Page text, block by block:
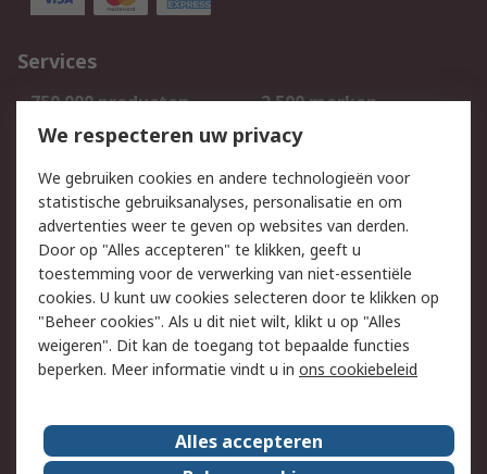
Services
750.000 producten
2.500 merken
Bestellen
Inkoopoplossingen
Track & Trace
Wettelijk
Cookiebeleid
Email veiligheid
Privacybeleid
Websitevoorwaarden
Algemene
verkoopvoorwaarden
Over RS
We respecteren uw privacy
We gebruiken cookies en andere technologieën voor
statistische gebruiksanalyses, personalisatie en om
advertenties weer te geven op websites van derden.
Door op "Alles accepteren" te klikken, geeft u
toestemming voor de verwerking van niet-essentiële
cookies. U kunt uw cookies selecteren door te klikken op
"Beheer cookies". Als u dit niet wilt, klikt u op "Alles
weigeren". Dit kan de toegang tot bepaalde functies
beperken. Meer informatie vindt u in ons cookiebeleid
Alles accepteren